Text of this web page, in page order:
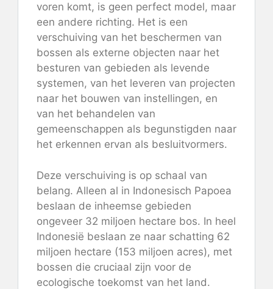
voren komt, is geen perfect model, maar
een andere richting. Het is een
verschuiving van het beschermen van
bossen als externe objecten naar het
besturen van gebieden als levende
systemen, van het leveren van projecten
naar het bouwen van instellingen, en
van het behandelen van
gemeenschappen als begunstigden naar
het erkennen ervan als besluitvormers.
Deze verschuiving is op schaal van
belang. Alleen al in Indonesisch Papoea
beslaan de inheemse gebieden
ongeveer 32 miljoen hectare bos. In heel
Indonesië beslaan ze naar schatting 62
miljoen hectare (153 miljoen acres), met
bossen die cruciaal zijn voor de
ecologische toekomst van het land.